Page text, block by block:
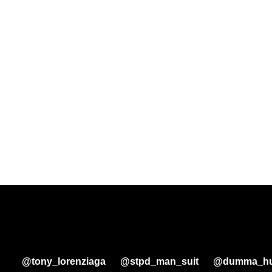
@tony_lorenziaga @stpd_man_suit